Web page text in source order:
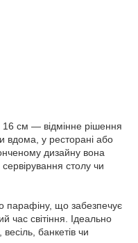
16 см — відмінне рішення
вдома, у ресторані або
дизайну вона
столу чи
парафіну, що забезпечує
час світіння. Ідеально
банкетів чи